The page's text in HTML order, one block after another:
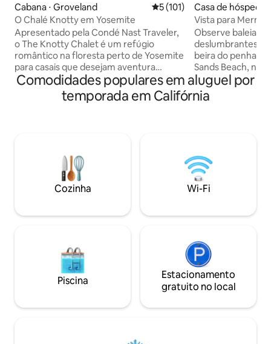
Cabana ⋅ Groveland 5 de uma avaliação média de
5 (101)
O Chalé Knotty em Yosemite
Apresentado pela Condé Nast Traveler,
o The Knotty Chalet é um refúgio
romântico na floresta perto de Yosemite
para casais que desejam aventura
durante o dia e relaxamento à noite.
Caminhe pelas trilhas icônicas de
Yosemite, depois mergulhe na banheira
Escondido em um cantinho tranquilo de
Pine Mountain Lake, o Chalé combina a
alma de uma cabana vintage com
confortos de estilo boutique. Isolada,
projetada para dois. Acomoda até 4
Casa de
orn
Vista para
Lindo Animais de estimação são bem-
vindos
Observe baleias
deslumbrantes
beira do
Sands Beach, na Lost
View fica bem na
com uma vista
baleias e das
ao seu lado, o
sensação
privacidade. Cozinha e área de estar
aconchegantes,
praia e de
Comodidades populares em aluguel por
temporada em Califórnia
Cozinha Wi-Fi
Piscina
Estacionamento
gratuito no local